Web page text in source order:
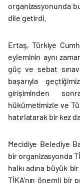
organizasyonunda
dile getirdi.
Ertaş, Türkiye
eyleminin aynı
güç ve sebat
başarıyla
girişiminden
hükümetimizle ve
hatırlatarak bir kez
Mecidiye Belediye
bir organizasyonda
halkı adına büyük
TİKA’nın önemli bir